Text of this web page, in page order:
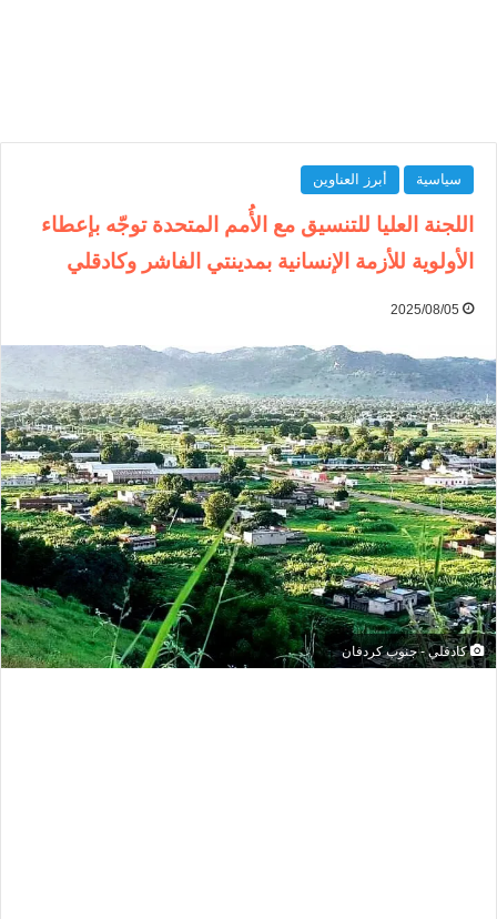
سياسية أبرز العناوين
اللجنة العليا للتنسيق مع الأُمم المتحدة توجّه بإعطاء
الأولوية للأزمة الإنسانية بمدينتي الفاشر وكادقلي
2025/08/05
كادقلي - جنوب كردفان